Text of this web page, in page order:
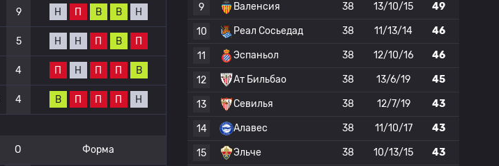
9 Н П В В Н
5 Н Н П В П
4 П Н П П В
4 В П П П Н
О Форма
9 Валенсия 38 13/10/15 49
10 Реал Сосьедад 38 11/13/14 46
11 Эспаньол 38 12/10/16 46
12 Ат Бильбао 38 13/6/19 45
13 Севилья 38 12/7/19 43
14 Алавес 38 11/10/17 43
15 Эльче 38 10/13/15 43